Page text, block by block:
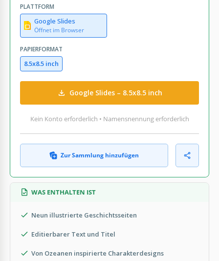
PLATTFORM
Google Slides
Öffnet im Browser
PAPIERFORMAT
8.5x8.5 inch
Google Slides – 8.5x8.5 inch
Kein Konto erforderlich • Namensnennung erforderlich
Zur Sammlung hinzufügen
WAS ENTHALTEN IST
Neun illustrierte Geschichtsseiten
Editierbarer Text und Titel
Von Ozeanen inspirierte Charakterdesigns